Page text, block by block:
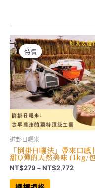
式。
可
在
產
品
頁
面
選
擇
選
項
特價
特價
道卦日曬米
「倒掛日曬法」帶來口感
甜Q彈的天然美味 (1kg/
NT$279 –NT$2,772價
此